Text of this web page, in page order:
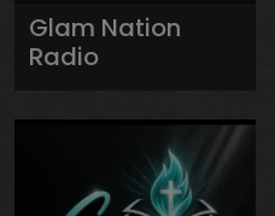
Glam Nation
Radio